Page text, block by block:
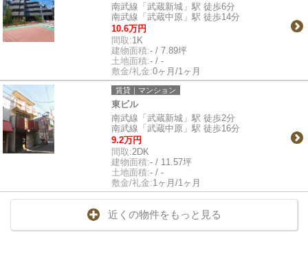
南武線「武蔵新城」駅 徒歩6分
南武線「武蔵中原」駅 徒歩14分
10.6万円
間取:1K
建物面積:- / 7.89坪
土地面積:- / -
敷金/礼金:0ヶ月/1ヶ月
賃貸｜マンション
東ビル
南武線「武蔵新城」駅 徒歩2分
南武線「武蔵中原」駅 徒歩16分
9.2万円
間取:2DK
建物面積:- / 11.57坪
土地面積:- / -
敷金/礼金:1ヶ月/1ヶ月
近くの物件をもっと見る